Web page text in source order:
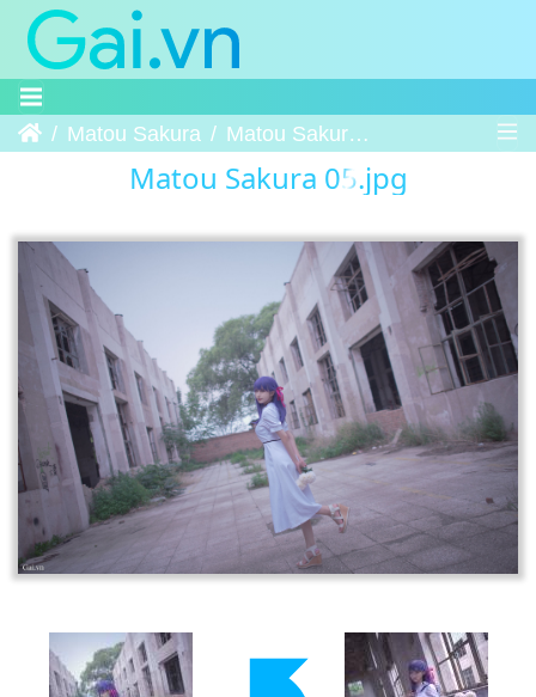
Trang chủMatou Sakura Matou Sakura 05
Matou Sakura 05.jpg